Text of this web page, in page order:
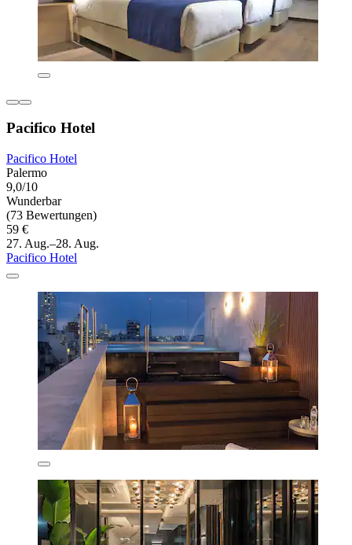
Pacifico Hotel
Pacifico Hotel
Palermo
9,0/10
Wunderbar
(73 Bewertungen)
59 €
27. Aug.–28. Aug.
Pacifico Hotel